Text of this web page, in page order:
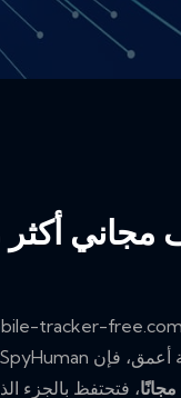
مجانًا، فتحتفظ بالجزء